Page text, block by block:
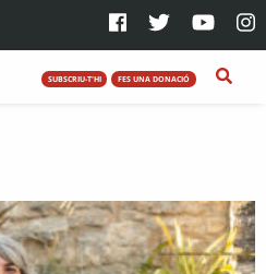
SUBSCRIU-T'HI FES UNA DONACIÓ